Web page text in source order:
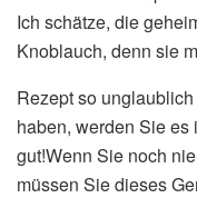
Ich schätze, die
Knoblauch, denn sie
Rezept so
haben, werden Sie es
gut!Wenn Sie noch
müssen Sie dieses